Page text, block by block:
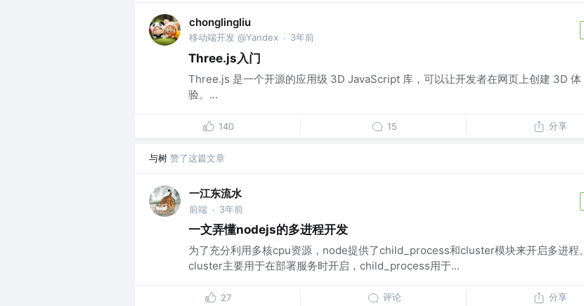
chonglingliu
移动端开发 @Yandex · 3年前
Three.js入门
Three.js 是一个开源的应用级 3D JavaScript 库，可以让开发者在网页上创建 3D 体
验。...
140 15 分享
与树 赞了这篇文章
一江东流水
前端 · 3年前
一文弄懂nodejs的多进程开发
为了充分利用多核cpu资源，node提供了child_process和cluster模块来开启多进程。
cluster主要用于在部署服务时开启，child_process用于...
27 评论 分享